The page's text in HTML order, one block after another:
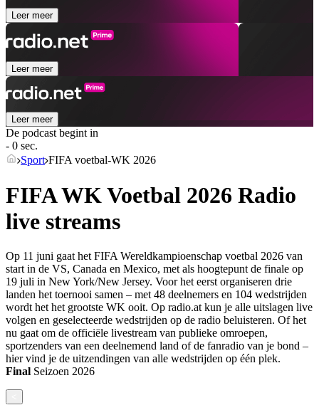
Leer meer
Leer meer
Leer meer
De podcast begint in
- 0 sec.
Sport FIFA voetbal-WK 2026
FIFA WK Voetbal 2026 Radio
live streams
Op 11 juni gaat het FIFA Wereldkampioenschap voetbal 2026 van
start in de VS, Canada en Mexico, met als hoogtepunt de finale op
19 juli in New York/New Jersey. Voor het eerst organiseren drie
landen het toernooi samen – met 48 deelnemers en 104 wedstrijden
wordt het het grootste WK ooit. Op radio.at kun je alle uitslagen live
volgen en geselecteerde wedstrijden op de radio beluisteren. Of het
nu gaat om de officiële livestream van publieke omroepen,
sportzenders van een deelnemend land of de fanradio van je bond –
hier vind je de uitzendingen van alle wedstrijden op één plek.
Final Seizoen 2026